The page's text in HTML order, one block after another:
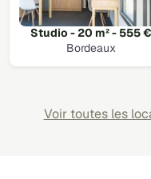
Studio - 20 m² - 555 €
Bordeaux
Voir toutes les